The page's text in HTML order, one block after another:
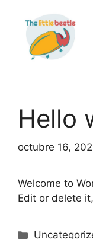
Hello
octubre 16,
Welcome to
Edit or delete